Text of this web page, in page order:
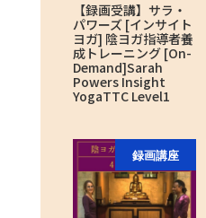
【録画受講】サラ・
パワーズ [インサイト
ヨガ] 陰ヨガ指導者養
成トレーニング [On-
Demand]Sarah
Powers Insight
YogaTTC Level1
録画講座